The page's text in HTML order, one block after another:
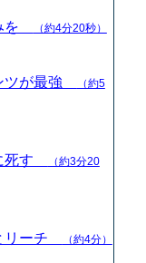
を （約4分20秒）
ツが最強
（約5
死す
（約3分20
リーチ （約4分）